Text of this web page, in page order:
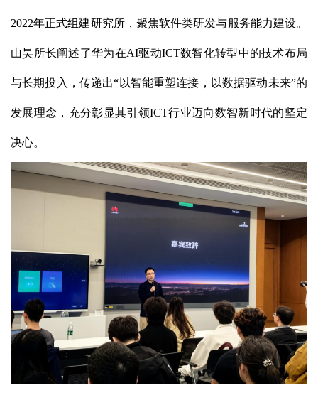
2022年正式组建研究所，聚焦软件类研发与服务能力建设。
山昊所长阐述了华为在AI驱动ICT数智化转型中的技术布局
与长期投入，传递出“以智能重塑连接，以数据驱动未来”的
发展理念，充分彰显其引领ICT行业迈向数智新时代的坚定
决心。